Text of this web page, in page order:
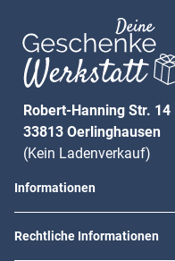
Robert-Hanning Str. 14
33813 Oerlinghausen
(Kein Ladenverkauf)
Informationen
Rechtliche Informationen